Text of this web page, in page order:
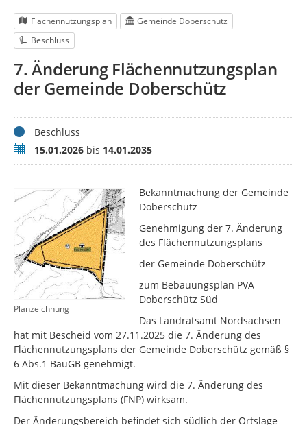
Flächennutzungsplan
Gemeinde Doberschütz
Beschluss
7. Änderung Flächennutzungsplan
der Gemeinde Doberschütz
StatusBeschluss
Zeitraum15.01.2026 bis 14.01.2035
Planzeichnung
Bekanntmachung der Gemeinde
Doberschütz
Genehmigung der 7. Änderung
des Flächennutzungsplans
der Gemeinde Doberschütz
zum Bebauungsplan PVA
Doberschütz Süd
Das Landratsamt Nordsachsen
hat mit Bescheid vom 27.11.2025 die 7. Änderung des
Flächennutzungsplans der Gemeinde Doberschütz gemäß §
6 Abs.1 BauGB genehmigt.
Mit dieser Bekanntmachung wird die 7. Änderung des
Flächennutzungsplans (FNP) wirksam.
Der Änderungsbereich befindet sich südlich der Ortslage